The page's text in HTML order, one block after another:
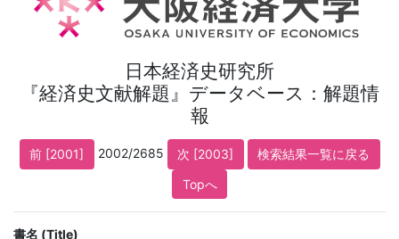
日本経済史研究所
『経済史文献解題』データベース：解題情
報
前 [2001] 2002/2685 次 [2003]
検索結果一覧に戻る
Topへ
書名 (Title)